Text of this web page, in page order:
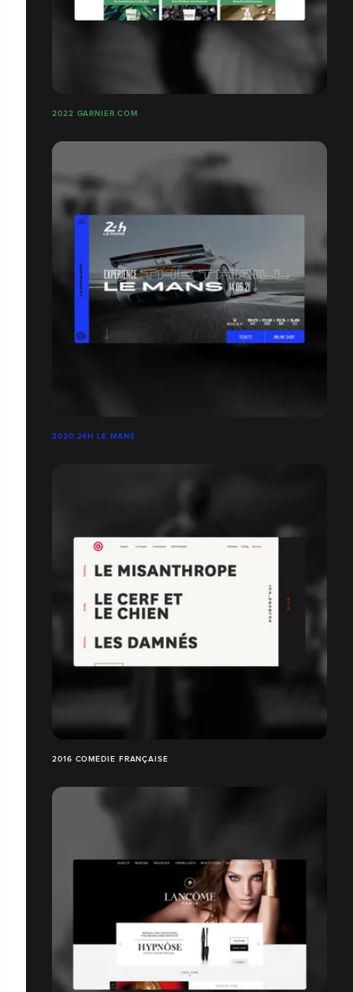
2022 GARNIER.COM
2020 24H LE MANS
2016 COMÉDIE FRANÇAISE